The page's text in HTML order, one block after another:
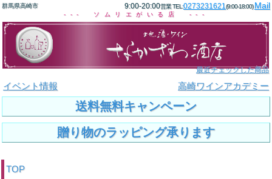
群馬県高崎市 9:00-20:00営業 TEL:0273231621(9:00-18:00)Mail
--- ソムリエがいる店 ---
最近チェックした商品
イベント情報 高崎ワインアカデミー
送料無料キャンペーン
贈り物のラッピング承ります
TOP